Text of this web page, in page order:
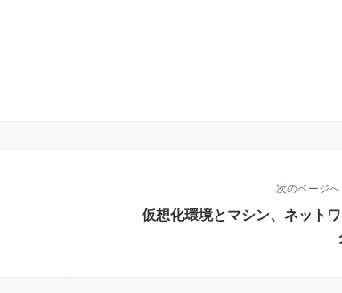
次のページへ
仮想化環境とマシン、ネット